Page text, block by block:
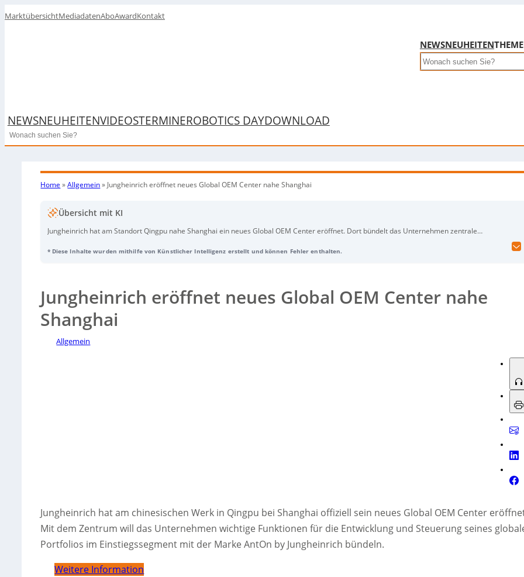
MarktübersichtMediadatenAboAwardKontakt
NEWSNEUHEITEN
Search
NEWSNEUHEITENVIDEOSTERMINEROBOTICS DAYDOWNLOAD
Search
Home »Allgemein» Jungheinrich eröffnet neues Global OEM Center nahe Shanghai
Übersicht mit KI
Jungheinrich hat am Standort Qingpu nahe Shanghai ein neues Global OEM Center eröffnet. Dort bündelt das Unternehmen zentrale
auf einer KI-generierten Audioaufnahme des tedor Verlags.
* Diese Inhalte wurden mithilfe von Künstlicher Intelligenz erstellt und können Fehler enthalten.
Jungheinrich eröffnet neues Global OEM Center nahe
Shanghai
Allgemein
Jungheinrich hat am chinesischen Werk in Qingpu bei Shanghai offiziell sein neues Global OEM Center
Mit dem Zentrum will das Unternehmen wichtige Funktionen für die Entwicklung und Steuerung seines
Portfolios im Einstiegssegment mit der Marke AntOn by Jungheinrich bündeln.
Weitere Information